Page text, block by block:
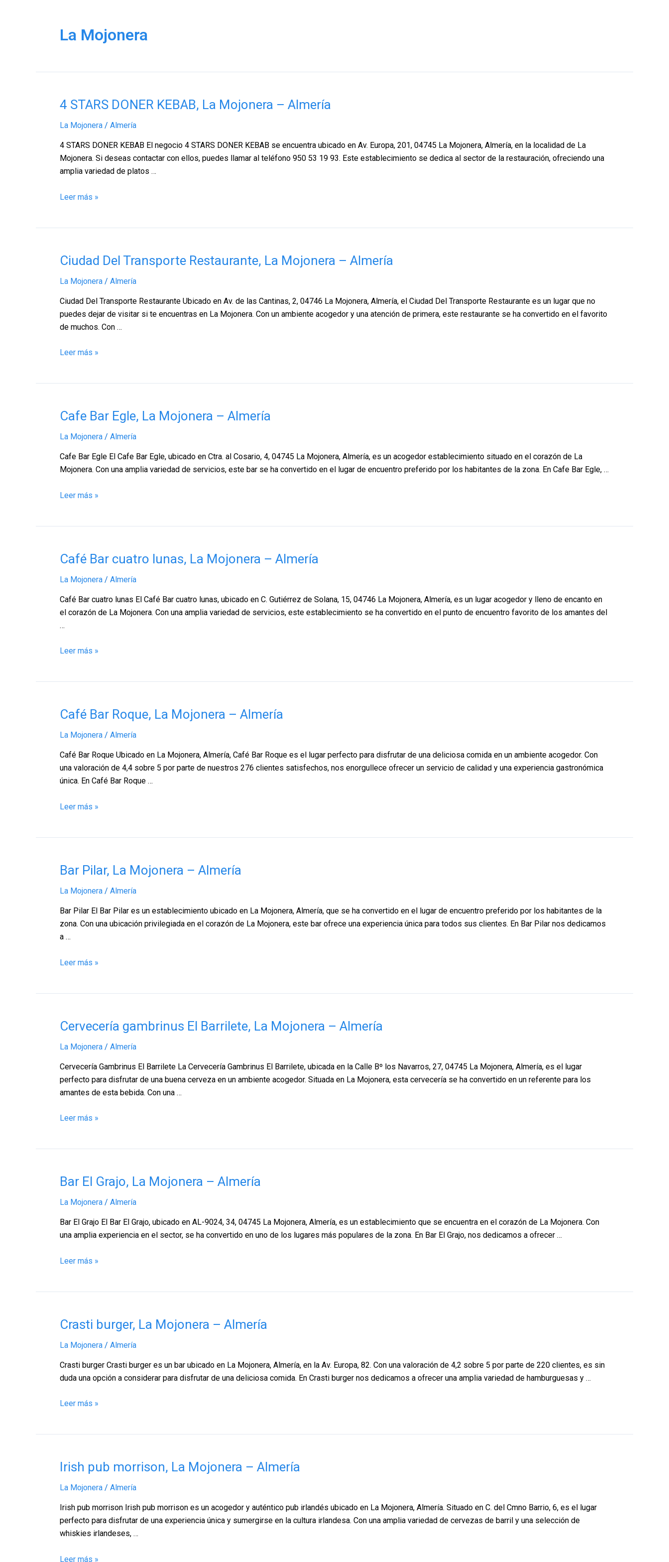
La Mojonera
4 STARS DONER KEBAB, La Mojonera – Almería
La Mojonera / Almería
4 STARS DONER KEBAB El negocio 4 STARS DONER KEBAB se encuentra ubicado en Av. Europa, 201, 04745 La Mojonera, Almería, en la localidad de La
Mojonera. Si deseas contactar con ellos, puedes llamar al teléfono 950 53 19 93. Este establecimiento se dedica al sector de la restauración, ofreciendo una
amplia variedad de platos …
4
DONER
KEBAB,
La
Mojonera
Almería
Leer más »
Ciudad Del Transporte Restaurante, La Mojonera – Almería
La Mojonera / Almería
Ciudad Del Transporte Restaurante Ubicado en Av. de las Cantinas, 2, 04746 La Mojonera, Almería, el Ciudad Del Transporte Restaurante es un lugar que no
puedes dejar de visitar si te encuentras en La Mojonera. Con un ambiente acogedor y una atención de primera, este restaurante se ha convertido en el favorito
de muchos. Con …
Ciudad
Transporte
Restaurante,
Mojonera
Almería
Leer más »
Cafe Bar Egle, La Mojonera – Almería
La Mojonera / Almería
Cafe Bar Egle El Cafe Bar Egle, ubicado en Ctra. al Cosario, 4, 04745 La Mojonera, Almería, es un acogedor establecimiento situado en el corazón de La
Mojonera. Con una amplia variedad de servicios, este bar se ha convertido en el lugar de encuentro preferido por los habitantes de la zona. En Cafe Bar Egle, …
Cafe
Egle,
La
Mojonera
Almería
Leer más »
Café Bar cuatro lunas, La Mojonera – Almería
La Mojonera / Almería
Café Bar cuatro lunas El Café Bar cuatro lunas, ubicado en C. Gutiérrez de Solana, 15, 04746 La Mojonera, Almería, es un lugar acogedor y lleno de encanto en
el corazón de La Mojonera. Con una amplia variedad de servicios, este establecimiento se ha convertido en el punto de encuentro favorito de los amantes del
…
Café
cuatro
lunas,
La
Almería
Leer más »
Café Bar Roque, La Mojonera – Almería
La Mojonera / Almería
Café Bar Roque Ubicado en La Mojonera, Almería, Café Bar Roque es el lugar perfecto para disfrutar de una deliciosa comida en un ambiente acogedor. Con
una valoración de 4,4 sobre 5 por parte de nuestros 276 clientes satisfechos, nos enorgullece ofrecer un servicio de calidad y una experiencia gastronómica
única. En Café Bar Roque …
Café
Roque,
La
Mojonera
–
Leer más »
Bar Pilar, La Mojonera – Almería
La Mojonera / Almería
Bar Pilar El Bar Pilar es un establecimiento ubicado en La Mojonera, Almería, que se ha convertido en el lugar de encuentro preferido por los habitantes de la
zona. Con una ubicación privilegiada en el corazón de La Mojonera, este bar ofrece una experiencia única para todos sus clientes. En Bar Pilar nos dedicamos
a …
Bar
La
Mojonera
Leer más »
Cervecería gambrinus El Barrilete, La Mojonera – Almería
La Mojonera / Almería
Cervecería Gambrinus El Barrilete La Cervecería Gambrinus El Barrilete, ubicada en la Calle Bº los Navarros, 27, 04745 La Mojonera, Almería, es el lugar
perfecto para disfrutar de una buena cerveza en un ambiente acogedor. Situada en La Mojonera, esta cervecería se ha convertido en un referente para los
amantes de esta bebida. Con una …
Cervecería
El
Barrilete,
Mojonera
Almería
Leer más »
Bar El Grajo, La Mojonera – Almería
La Mojonera / Almería
Bar El Grajo El Bar El Grajo, ubicado en AL-9024, 34, 04745 La Mojonera, Almería, es un establecimiento que se encuentra en el corazón de La Mojonera. Con
una amplia experiencia en el sector, se ha convertido en uno de los lugares más populares de la zona. En Bar El Grajo, nos dedicamos a ofrecer …
Bar
Grajo,
La
Mojonera
Almería
Leer más »
Crasti burger, La Mojonera – Almería
La Mojonera / Almería
Crasti burger Crasti burger es un bar ubicado en La Mojonera, Almería, en la Av. Europa, 82. Con una valoración de 4,2 sobre 5 por parte de 220 clientes, es sin
duda una opción a considerar para disfrutar de una deliciosa comida. En Crasti burger nos dedicamos a ofrecer una amplia variedad de hamburguesas y …
Crasti
La
Mojonera
–
Leer más »
Irish pub morrison, La Mojonera – Almería
La Mojonera / Almería
Irish pub morrison Irish pub morrison es un acogedor y auténtico pub irlandés ubicado en La Mojonera, Almería. Situado en C. del Cmno Barrio, 6, es el lugar
perfecto para disfrutar de una experiencia única y sumergirse en la cultura irlandesa. Con una amplia variedad de cervezas de barril y una selección de
whiskies irlandeses, …
Irish
morrison,
La
Mojonera
Leer más »